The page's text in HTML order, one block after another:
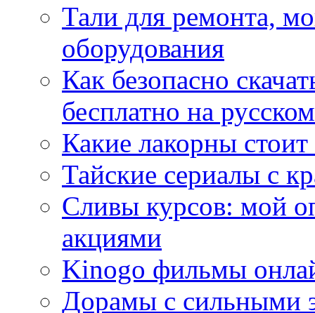
Тали для ремонта,
оборудования
Как безопасно
бесплатно на
Какие лакорны
Тайские сериалы с
Сливы курсов: мой
акциями
Kinogo фильмы
Дорамы с сильными